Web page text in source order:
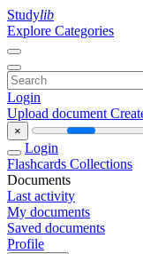
Studylib
Explore Categories
Login
Upload document
×
Login
Flashcards Collections
Documents
Last activity
My documents
Saved documents
Profile